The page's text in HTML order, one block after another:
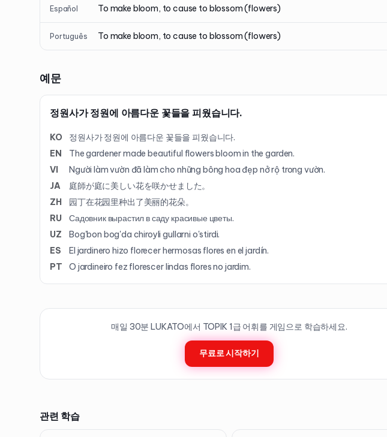
Español To make bloom, to cause to blossom (flowers)
Português To make bloom, to cause to blossom (flowers)
예문
정원사가 정원에 아름다운 꽃들을 피웠습니다.
KO
정원사가 정원에 아름다운 꽃들을 피웠습니다.
EN
The gardener made beautiful flowers bloom in the garden.
VI
Người làm vườn đã làm cho những bông hoa đẹp nở rộ trong vườn.
JA
庭師が庭に美しい花を咲かせました。
ZH
园丁在花园里种出了美丽的花朵。
RU
Садовник вырастил в саду красивые цветы.
UZ
Bog'bon bog'da chiroyli gullarni o'stirdi.
ES
El jardinero hizo florecer hermosas flores en el jardín.
PT
O jardineiro fez florescer lindas flores no jardim.
매일 30분 LUKATO에서 TOPIK 1급 어휘를 게임으로 학습하세요.
무료로 시작하기
관련 학습